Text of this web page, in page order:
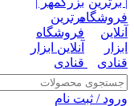
ورود / ثبت نام